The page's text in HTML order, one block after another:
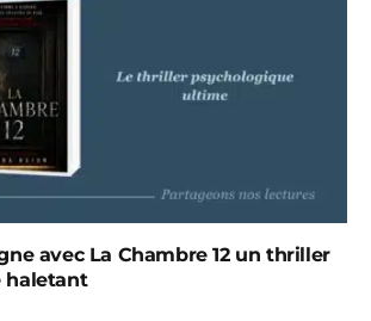
avec La Chambre 12 un thriller
haletant